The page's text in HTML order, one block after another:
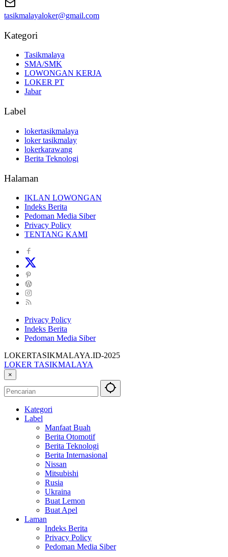
tasikmalayaloker@gmail.com
Kategori
Tasikmalaya
SMA/SMK
LOWONGAN KERJA
LOKER PT
Jabar
Label
lokertasikmalaya
loker tasikmalay
lokerkarawang
Berita Teknologi
Halaman
IKLAN LOWONGAN
Indeks Berita
Pedoman Media Siber
Privacy Policy
TENTANG KAMI
Privacy Policy
Indeks Berita
Pedoman Media Siber
LOKERTASIKMALAYA.ID-2025
LOKER TASIKMALAYA
Info
Lowongan
Kerja
Sekitarna
×
Kategori
Label
Manfaat Buah
Berita Otomotif
Berita Teknologi
Berita Internasional
Nissan
Mitsubishi
Rusia
Ukraina
Buat Lemon
Buat Apel
Laman
Indeks Berita
Privacy Policy
Pedoman Media Siber